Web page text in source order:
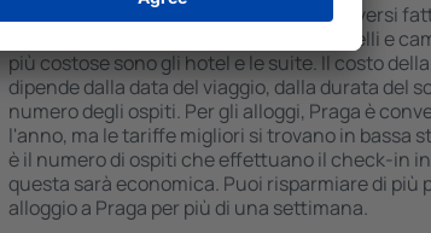
Il costo dell'alloggio a Praga è legato a diversi
più economiche includono locande, ostelli e
più costose sono gli hotel e le suite. Il costo
dipende dalla data del viaggio, dalla durata del
numero degli ospiti. Per gli alloggi, Praga è
l'anno, ma le tariffe migliori si trovano in bassa
è il numero di ospiti che effettuano il check-in
questa sarà economica. Puoi risparmiare di più
alloggio a Praga per più di una settimana.